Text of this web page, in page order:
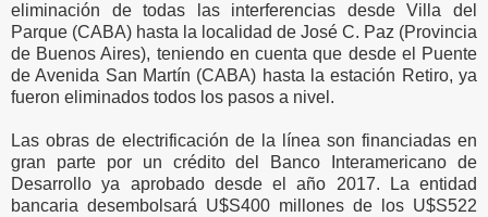
eliminación de todas las interferencias desde Villa del
Parque (CABA) hasta la localidad de José C. Paz (Provincia
de Buenos Aires), teniendo en cuenta que desde el Puente
de Avenida San Martín (CABA) hasta la estación Retiro, ya
fueron eliminados todos los pasos a nivel.
Las obras de electrificación de la línea son financiadas en
gran parte por un crédito del Banco Interamericano de
Desarrollo ya aprobado desde el año 2017. La entidad
bancaria desembolsará U$S400 millones de los U$S522